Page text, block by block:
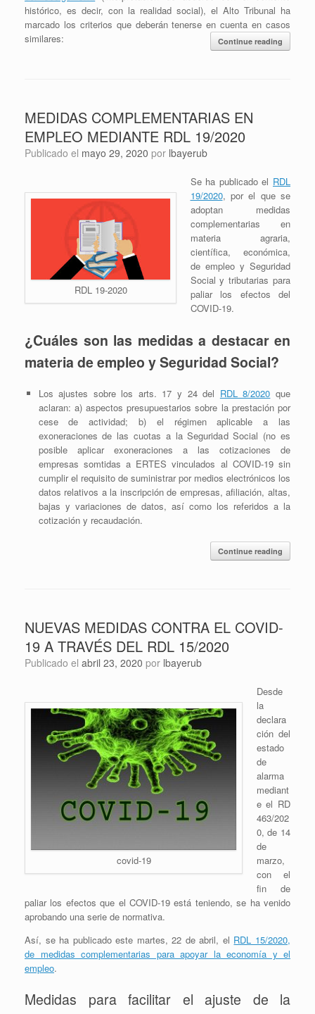
histórico, es decir, con la realidad social), el Alto Tribunal ha
marcado los criterios que deberán tenerse en cuenta en casos
similares:
Continue reading
MEDIDAS COMPLEMENTARIAS EN
EMPLEO MEDIANTE RDL 19/2020
Publicado el mayo 29, 2020 por lbayerub
RDL 19-2020
Se ha publicado el RDL
19/2020, por el que se
adoptan medidas
complementarias en
materia agraria,
científica, económica,
de empleo y Seguridad
Social y tributarias para
paliar los efectos del
COVID-19.
¿Cuáles son las medidas a destacar en
materia de empleo y Seguridad Social?
Los ajustes sobre los arts. 17 y 24 del RDL 8/2020 que
aclaran: a) aspectos presupuestarios sobre la prestación por
cese de actividad; b) el régimen aplicable a las
exoneraciones de las cuotas a la Seguridad Social (no es
posible aplicar exoneraciones a las cotizaciones de
empresas somtidas a ERTES vinculados al COVID-19 sin
cumplir el requisito de suministrar por medios electrónicos los
datos relativos a la inscripción de empresas, afiliación, altas,
bajas y variaciones de datos, así como los referidos a la
cotización y recaudación.
Continue reading
NUEVAS MEDIDAS CONTRA EL COVID-
19 A TRAVÉS DEL RDL 15/2020
Publicado el abril 23, 2020 por lbayerub
covid-19
Desde
la
declara
ción del
estado
de
alarma
mediant
e el RD
463/202
0, de 14
de
marzo,
con el
fin de
paliar los efectos que el COVID-19 está teniendo, se ha venido
aprobando una serie de normativa.
Así, se ha publicado este martes, 22 de abril, el RDL 15/2020,
de medidas complementarias para apoyar la economía y el
empleo.
Medidas para facilitar el ajuste de la